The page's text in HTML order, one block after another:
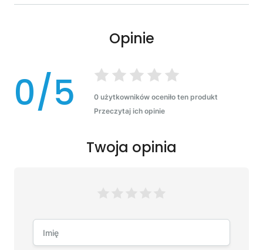
Opinie
0/5
0 użytkowników oceniło ten produkt
Przeczytaj ich opinie
Twoja opinia